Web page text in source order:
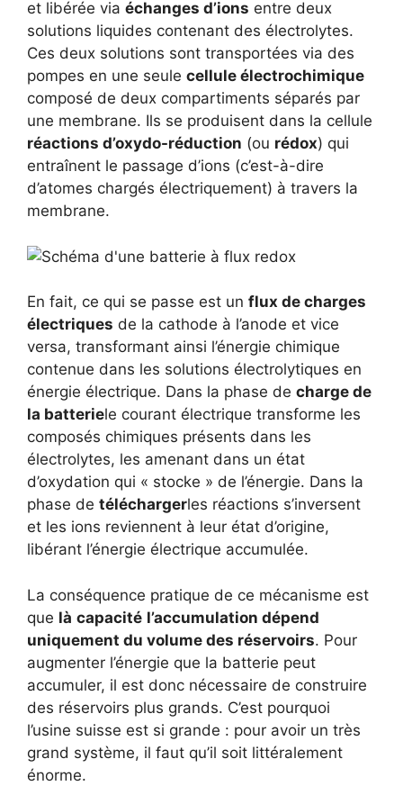
et libérée via échanges d’ions entre deux
solutions liquides contenant des électrolytes.
Ces deux solutions sont transportées via des
pompes en une seule cellule électrochimique
composé de deux compartiments séparés par
une membrane. Ils se produisent dans la cellule
réactions d’oxydo-réduction (ou rédox) qui
entraînent le passage d’ions (c’est-à-dire
d’atomes chargés électriquement) à travers la
membrane.
En fait, ce qui se passe est un flux de charges
électriques de la cathode à l’anode et vice
versa, transformant ainsi l’énergie chimique
contenue dans les solutions électrolytiques en
énergie électrique. Dans la phase de charge de
la batteriele courant électrique transforme les
composés chimiques présents dans les
électrolytes, les amenant dans un état
d’oxydation qui « stocke » de l’énergie. Dans la
phase de téléchargerles réactions s’inversent
et les ions reviennent à leur état d’origine,
libérant l’énergie électrique accumulée.
La conséquence pratique de ce mécanisme est
que là capacité l’accumulation dépend
uniquement du volume des réservoirs. Pour
augmenter l’énergie que la batterie peut
accumuler, il est donc nécessaire de construire
des réservoirs plus grands. C’est pourquoi
l’usine suisse est si grande : pour avoir un très
grand système, il faut qu’il soit littéralement
énorme.